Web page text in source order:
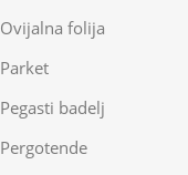
Ovijalna folija
Parket
Pegasti badelj
Pergotende